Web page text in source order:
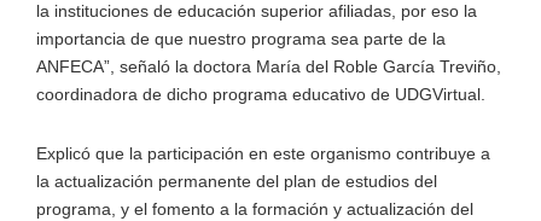
la instituciones de educación superior afiliadas, por eso la
importancia de que nuestro programa sea parte de la
ANFECA”, señaló la doctora María del Roble García Treviño,
coordinadora de dicho programa educativo de UDGVirtual.
Explicó que la participación en este organismo contribuye a
la actualización permanente del plan de estudios del
programa, y el fomento a la formación y actualización del